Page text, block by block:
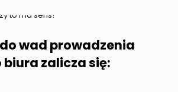
wad prowadzenia
zalicza się: